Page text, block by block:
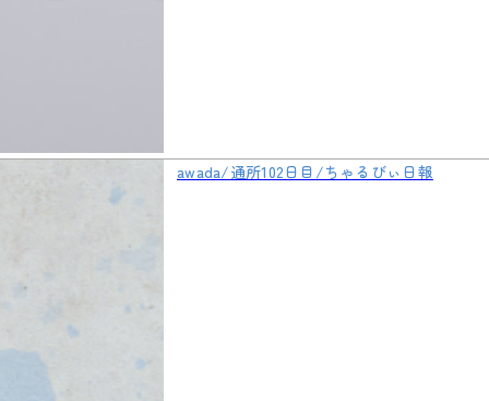
awada/通所102日目/ちゃるびぃ日報